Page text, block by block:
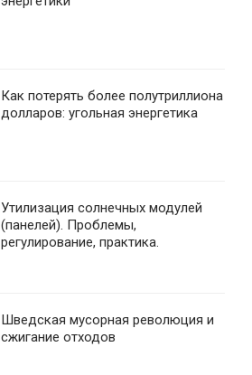
Как потерять более полутриллиона
долларов: угольная энергетика
Утилизация солнечных модулей
(панелей). Проблемы,
регулирование, практика.
Шведская мусорная революция и
сжигание отходов